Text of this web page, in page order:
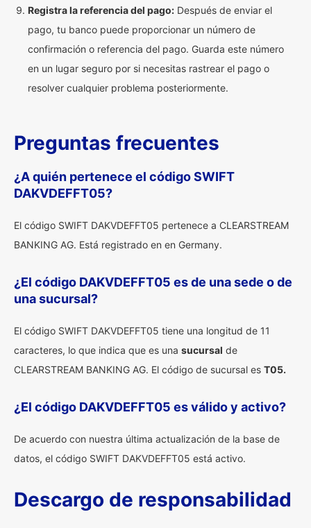
Registra la referencia del pago: Después de enviar el
pago, tu banco puede proporcionar un número de
confirmación o referencia del pago. Guarda este número
en un lugar seguro por si necesitas rastrear el pago o
resolver cualquier problema posteriormente.
Preguntas frecuentes
¿A quién pertenece el código SWIFT
DAKVDEFFT05?
El código SWIFT DAKVDEFFT05 pertenece a CLEARSTREAM
BANKING AG. Está registrado en en Germany.
¿El código DAKVDEFFT05 es de una sede o de
una sucursal?
El código SWIFT DAKVDEFFT05 tiene una longitud de 11
caracteres, lo que indica que es una sucursal de
CLEARSTREAM BANKING AG. El código de sucursal es T05.
¿El código DAKVDEFFT05 es válido y activo?
De acuerdo con nuestra última actualización de la base de
datos, el código SWIFT DAKVDEFFT05 está activo.
Descargo de responsabilidad